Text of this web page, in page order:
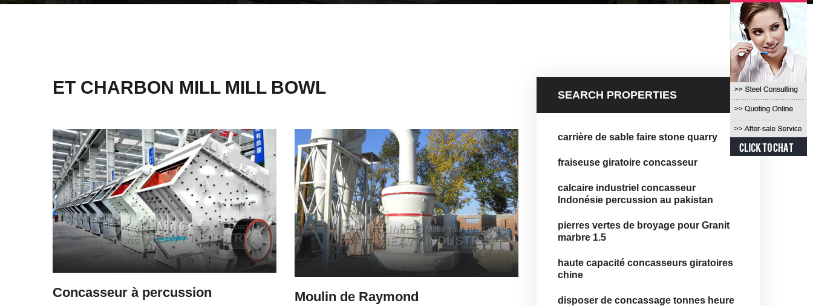
ET CHARBON MILL MILL BOWL
Concasseur à percussion Moulin de Raymond
SEARCH PROPERTIES
carrière de sable faire stone quarry
fraiseuse giratoire concasseur
calcaire industriel concasseur
Indonésie percussion au pakistan
pierres vertes de broyage pour Granit
marbre 1.5
haute capacité concasseurs giratoires
chine
disposer de concassage tonnes heure